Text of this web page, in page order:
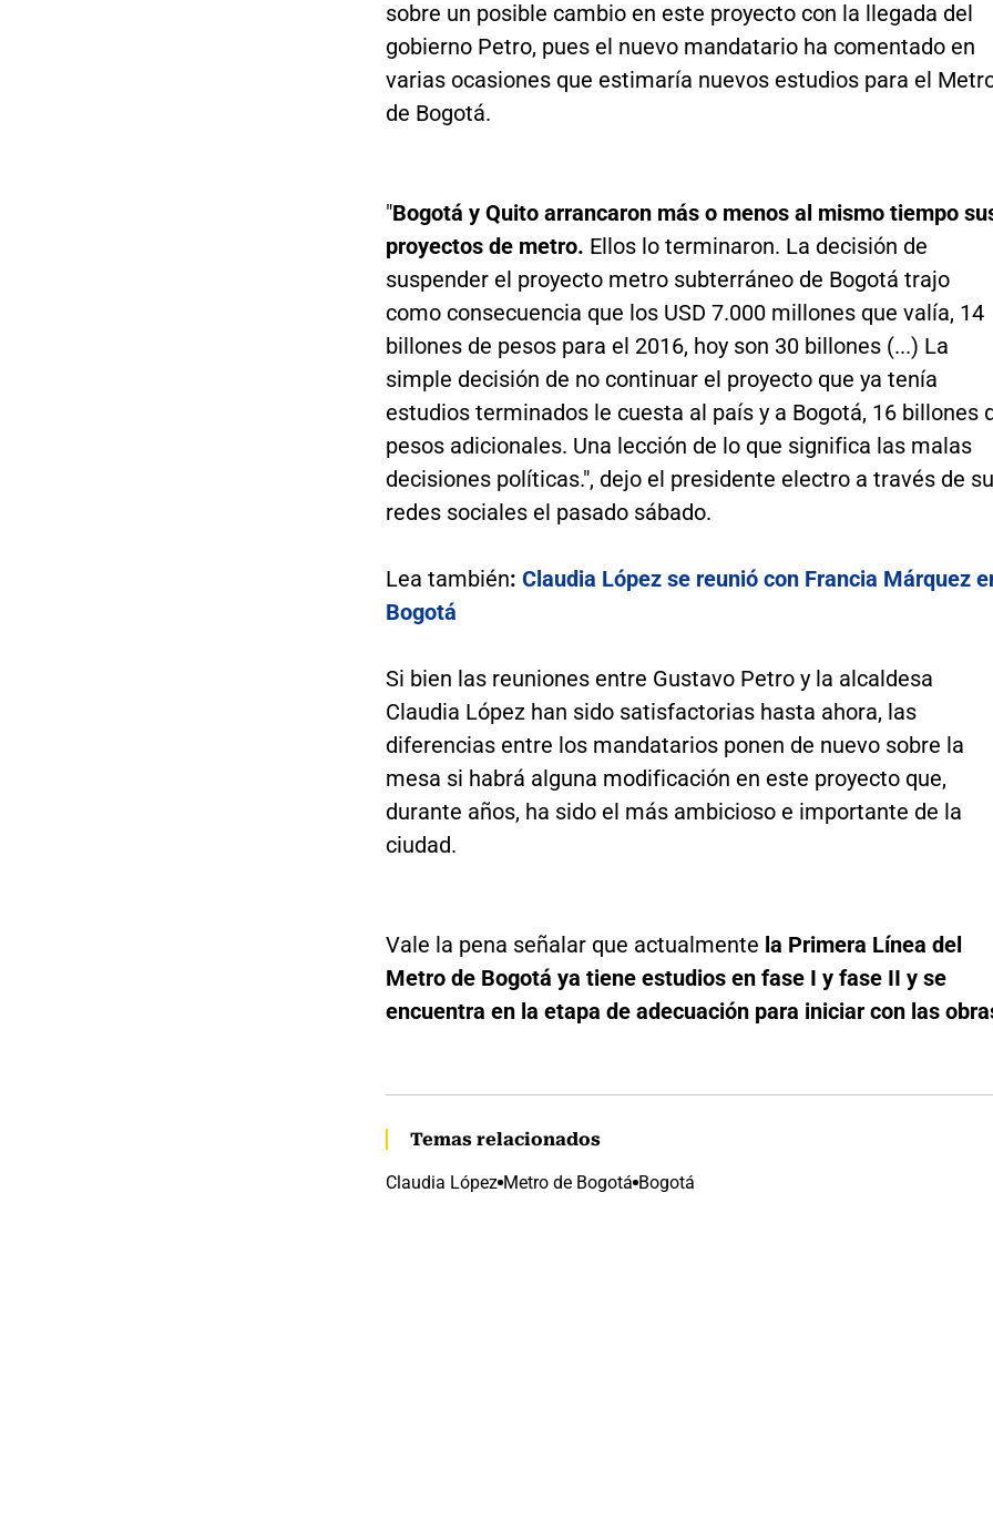
sobre un posible cambio en este proyecto con la llegada del
gobierno Petro, pues el nuevo mandatario ha comentado en
varias ocasiones que estimaría nuevos estudios para el
de Bogotá.
"Bogotá y Quito arrancaron más o menos al mismo tiempo
proyectos de metro. Ellos lo terminaron. La decisión de
suspender el proyecto metro subterráneo de Bogotá trajo
como consecuencia que los USD 7.000 millones que valía, 14
billones de pesos para el 2016, hoy son 30 billones (...) La
simple decisión de no continuar el proyecto que ya tenía
estudios terminados le cuesta al país y a Bogotá, 16 billones
pesos adicionales. Una lección de lo que significa las malas
decisiones políticas.", dejo el presidente electro a través de
redes sociales el pasado sábado.
Lea también: Claudia López se reunió con Francia Márquez
Bogotá
Si bien las reuniones entre Gustavo Petro y la alcaldesa
Claudia López han sido satisfactorias hasta ahora, las
diferencias entre los mandatarios ponen de nuevo sobre la
mesa si habrá alguna modificación en este proyecto que,
durante años, ha sido el más ambicioso e importante de la
ciudad.
Vale la pena señalar que actualmente la Primera Línea del
Metro de Bogotá ya tiene estudios en fase I y fase II y se
encuentra en la etapa de adecuación para iniciar con las
Temas relacionados
Claudia López Metro de Bogotá Bogotá